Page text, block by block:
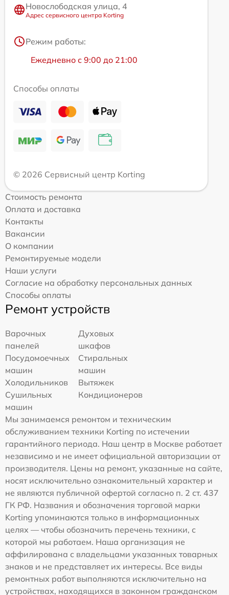
Новослободская улица, 4
Адрес сервисного центра Korting
Режим работы:
Ежедневно с 9:00 до 21:00
Способы оплаты
© 2026 Сервисный центр Korting
Стоимость ремонта
Оплата и доставка
Контакты
Вакансии
О компании
Ремонтируемые модели
Наши услуги
Согласие на обработку персональных данных
Способы оплаты
Ремонт устройств
Варочных
панелей
Духовых
шкафов
Посудомоечных
машин
Стиральных
машин
Холодильников
Вытяжек
Сушильных
машин
Кондиционеров
Мы занимаемся ремонтом и техническим
обслуживанием техники Korting по истечении
гарантийного периода. Наш центр в Москве работает
независимо и не имеет официальной авторизации от
производителя. Цены на ремонт, указанные на сайте,
носят исключительно ознакомительный характер и
не являются публичной офертой согласно п. 2 ст. 437
ГК РФ. Названия и обозначения торговой марки
Korting упоминаются только в информационных
целях — чтобы обозначить перечень техники, с
которой мы работаем. Наша организация не
аффилирована с владельцами указанных товарных
знаков и не представляет их интересы. Все виды
ремонтных работ выполняются исключительно на
устройствах, находящихся в законном гражданском